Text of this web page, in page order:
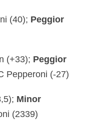
(40); Peggior
(+33); Peggior
Pepperoni (-27)
Minor
(2339)